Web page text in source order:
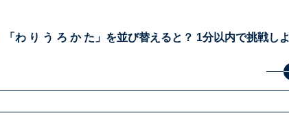
「わ り う ろ か た」を並び替えると？ 1分以内で挑戦しよ